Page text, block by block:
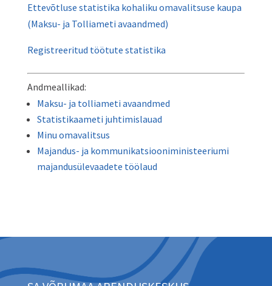
Ettevõtluse statistika kohaliku omavalitsuse kaupa
(Maksu- ja Tolliameti avaandmed)
Registreeritud töötute statistika
Andmeallikad:
Maksu- ja tolliameti avaandmed
Statistikaameti juhtimislauad
Minu omavalitsus
Majandus- ja kommunikatsiooniministeeriumi
majandusülevaadete töölaud